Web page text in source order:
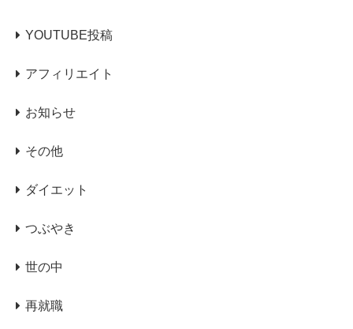
YOUTUBE投稿
アフィリエイト
お知らせ
その他
ダイエット
つぶやき
世の中
再就職